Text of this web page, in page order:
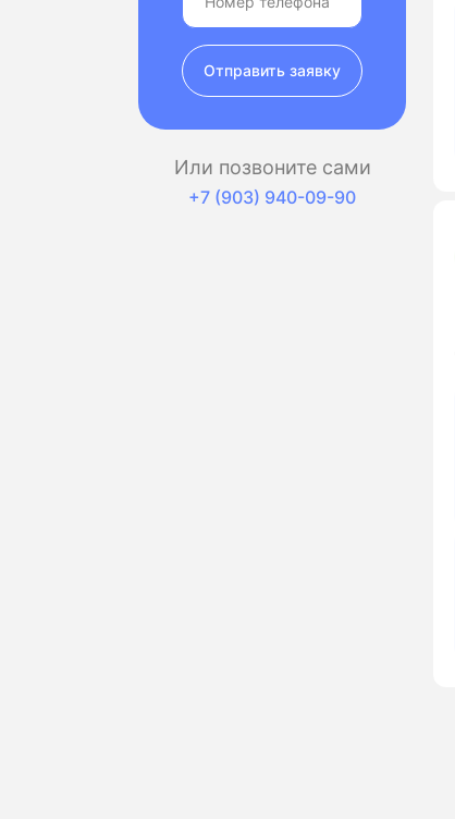
Отправить заявку
Или позвоните сами
+7 (903) 940-09-90